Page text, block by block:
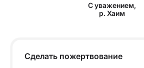
С уважением,
р. Хаим
Сделать пожертвование